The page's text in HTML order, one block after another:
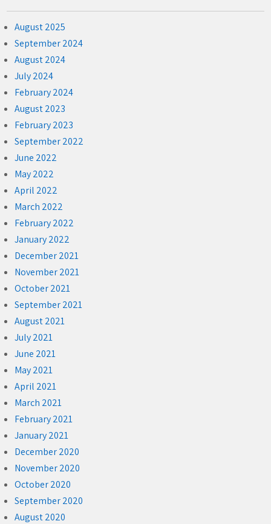
August 2025
September 2024
August 2024
July 2024
February 2024
August 2023
February 2023
September 2022
June 2022
May 2022
April 2022
March 2022
February 2022
January 2022
December 2021
November 2021
October 2021
September 2021
August 2021
July 2021
June 2021
May 2021
April 2021
March 2021
February 2021
January 2021
December 2020
November 2020
October 2020
September 2020
August 2020